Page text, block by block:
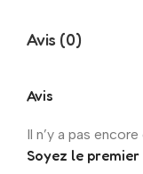
Avis (0)
Avis
Il n’y a pas encore
Soyez le premier